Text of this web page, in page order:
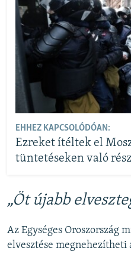
EHHEZ KAPCSOLÓDÓAN:
Ezreket ítéltek el
tüntetéseken való
„Öt újabb
Az Egységes Oroszország
elvesztése